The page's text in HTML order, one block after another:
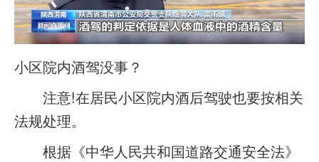
小区院内酒驾没事？
注意!在居民小区院内酒后驾驶也要按相关
法规处理。
根据《中华人民共和国道路交通安全法》